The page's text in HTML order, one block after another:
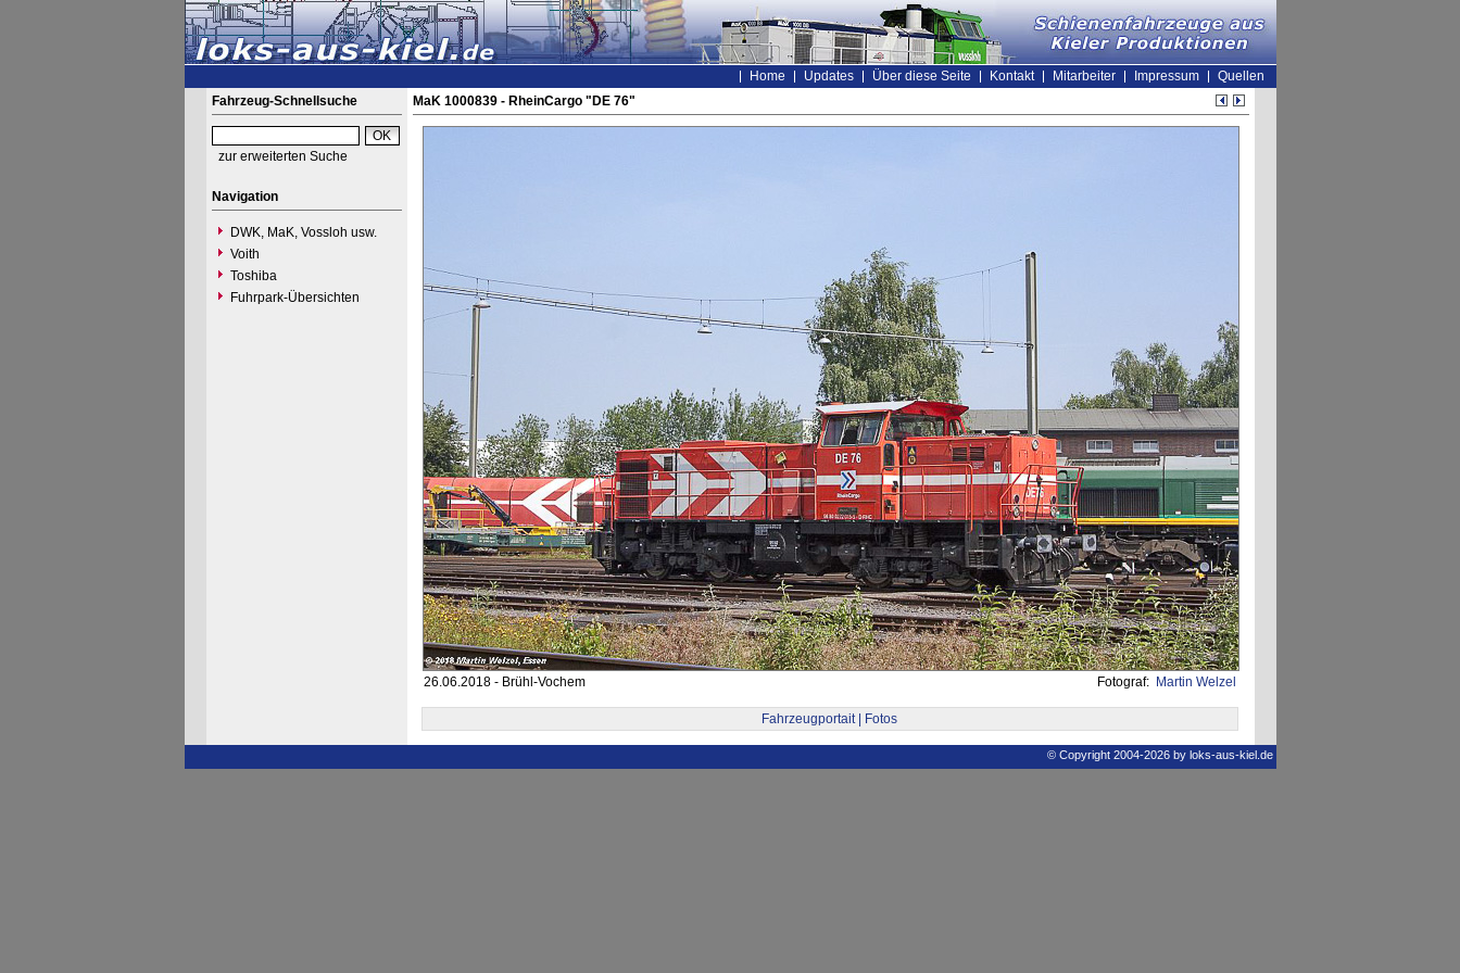
Home Updates Über diese Seite Kontakt Mitarbeiter Impressum
Quellen
Fahrzeug-Schnellsuche
zur erweiterten Suche
Navigation
DWK, MaK, Vossloh usw.
Voith
Toshiba
Fuhrpark-Übersichten
MaK 1000839 - RheinCargo "DE 76"
26.06.2018 - Brühl-Vochem Fotograf: Martin Welzel
Fahrzeugportait | Fotos
© Copyright 2004-2026 by loks-aus-kiel.de